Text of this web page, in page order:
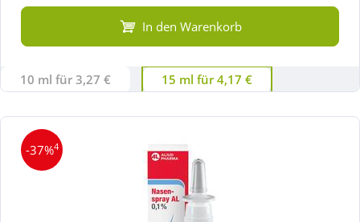
In den Warenkorb
10 ml für 3,27 € 15 ml für 4,17 €
-37%4